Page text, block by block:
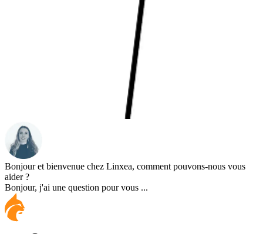
Bonjour et bienvenue chez Linxea, comment pouvons-nous vous
aider ?
Bonjour, j'ai une question pour vous ...